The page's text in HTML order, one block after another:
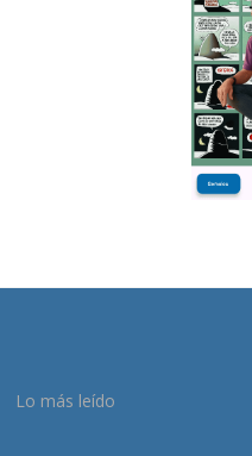
Lo más leído